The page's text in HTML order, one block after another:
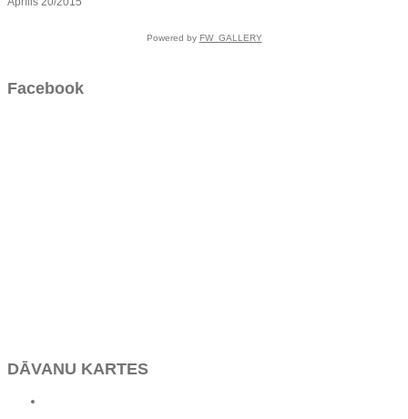
Powered by FW_GALLERY
Facebook
DĀVANU KARTES